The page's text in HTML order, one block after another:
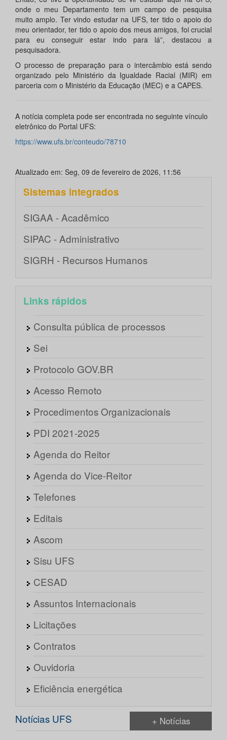
onde o meu Departamento tem um campo de pesquisa
muito amplo. Ter vindo estudar na UFS, ter tido o apoio do
meu orientador, ter tido o apoio dos meus amigos, foi crucial
para eu conseguir estar indo para lá”, destacou a
pesquisadora.
O processo de preparação para o intercâmbio está sendo
organizado pelo Ministério da Igualdade Racial (MIR) em
parceria com o Ministério da Educação (MEC) e a CAPES.
A notícia completa pode ser encontrada no seguinte vínculo
eletrônico do Portal UFS:
https://www.ufs.br/conteudo/78710
Atualizado em: Seg, 09 de fevereiro de 2026, 11:56
Sistemas integrados
SIGAA - Acadêmico
SIPAC - Administrativo
SIGRH - Recursos Humanos
Links rápidos
Consulta pública de processos
Sei
Protocolo GOV.BR
Acesso Remoto
Procedimentos Organizacionais
PDI 2021-2025
Agenda do Reitor
Agenda do Vice-Reitor
Telefones
Editais
Ascom
Sisu UFS
CESAD
Assuntos Internacionais
Licitações
Contratos
Ouvidoria
Eficiência energética
Notícias UFS + Notícias